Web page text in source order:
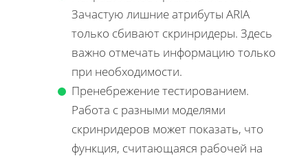
Зачастую лишние атрибуты ARIA
только сбивают скринридеры. Здесь
важно отмечать информацию только
при необходимости.
Пренебрежение тестированием.
Работа с разными моделями
скринридеров может показать, что
функция, считающаяся рабочей на